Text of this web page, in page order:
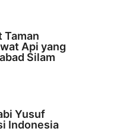
Taman
Api yang
Silam
Yusuf
Indonesia